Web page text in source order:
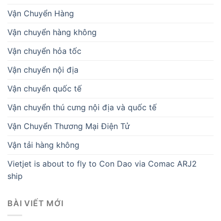
Vận Chuyển Hàng
Vận chuyển hàng không
Vận chuyển hỏa tốc
Vận chuyển nội địa
Vận chuyển quốc tế
Vận chuyển thú cưng nội địa và quốc tế
Vận Chuyển Thương Mại Điện Tử
Vận tải hàng không
Vietjet is about to fly to Con Dao via Comac ARJ2
ship
BÀI VIẾT MỚI